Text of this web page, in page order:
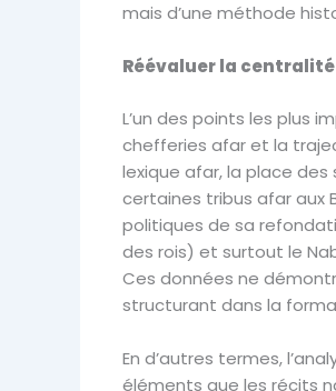
mais d’une méthode
Réévaluer la
L’un des points les plus
chefferies afar et la
lexique afar, la place des
certaines tribus afar aux
politiques de sa
des rois) et surtout le
Ces données ne
structurant dans la
En d’autres termes,
éléments que les récits